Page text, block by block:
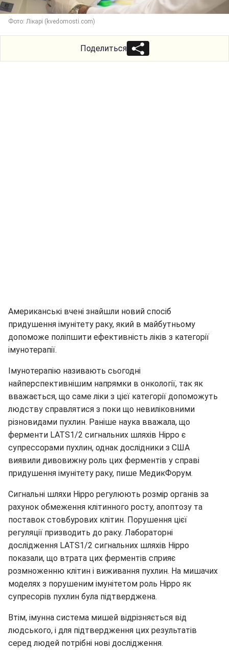
Фото: Лікарі (kvedomosti.com)
Поделиться
Американські вчені знайшли новий спосіб
придушення імунітету раку, який в майбутньому
допоможе поліпшити ефективність ліків з категорії
імунотерапії.
Імунотерапію називають сьогодні
найперспективнішим напрямки в онкології, так як
вважається, що саме ліки з цієї категорії допоможуть
людству справлятися з поки що невиліковними
різновидами пухлин. Раніше наука вважала, що
ферменти LATS1/2 сигнальних шляхів Hippo є
супрессорами пухлин, однак дослідники з США
виявили дивовижну роль цих ферментів у справі
придушення імунітету раку, пише МедикФорум.
Сигнальні шляхи Hippo регулюють розмір органів за
рахунок обмеження клітинного росту, апоптозу та
поставок стовбурових клітин. Порушення цієї
регуляції призводить до раку. Лабораторні
дослідження LATS1/2 сигнальних шляхів Hippo
показали, що втрата цих ферментів сприяє
розмноженню клітин і виживання пухлин. На мишачих
моделях з порушеним імунітетом роль Hippo як
супресорів пухлин була підтверджена.
Втім, імунна система мишей відрізняється від
людського, і для підтвердження цих результатів
серед людей потрібні нові дослідження.